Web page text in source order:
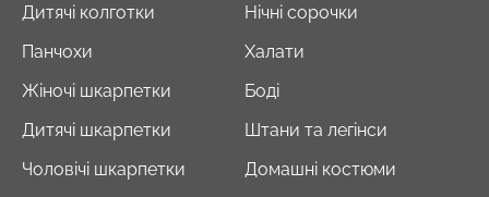
Дитячі колготки
Панчохи
Жіночі шкарпетки
Дитячі шкарпетки
Чоловічі шкарпетки
Нічні сорочки
Халати
Боді
Штани та легінси
Домашні костюми